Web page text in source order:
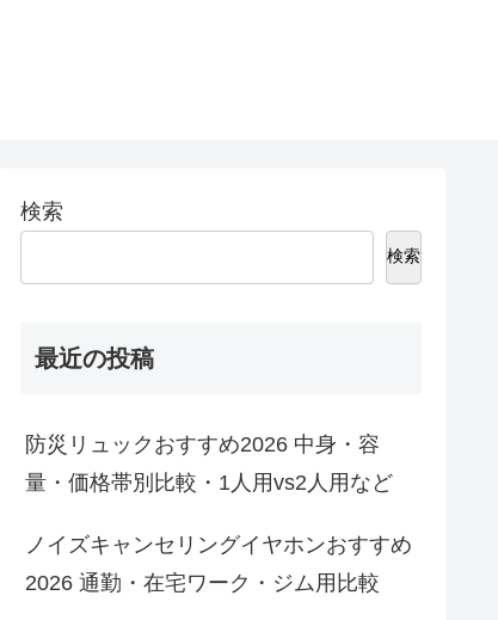
検索
検索
最近の投稿
防災リュックおすすめ2026 中身・容
量・価格帯別比較・1人用vs2人用など
ノイズキャンセリングイヤホンおすすめ
2026 通勤・在宅ワーク・ジム用比較